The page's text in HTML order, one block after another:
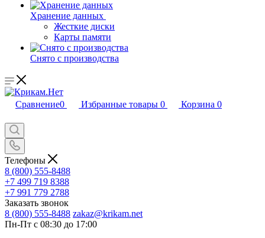
Хранение данных
Жесткие диски
Карты памяти
Снято с производства
Сравнение0 Избранные товары 0 Корзина 0
Телефоны
8 (800) 555-8488
+7 499 719 8388
+7 991 779 2788
Заказать звонок
8 (800) 555-8488 zakaz@krikam.net
Пн-Пт с 08:30 до 17:00